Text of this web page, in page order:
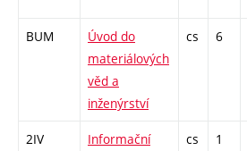
BUM
Úvod do
materiálových
věd a
inženýrství
cs 6
2IV
Informační
cs 1